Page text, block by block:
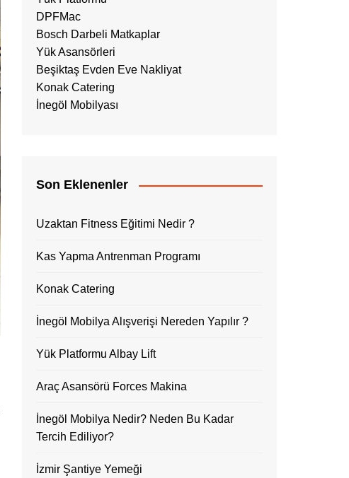
DPFMac
Bosch Darbeli Matkaplar
Yük Asansörleri
Beşiktaş Evden Eve Nakliyat
Konak Catering
İnegöl Mobilyası
Son Eklenenler
Uzaktan Fitness Eğitimi Nedir ?
Kas Yapma Antrenman Programı
Konak Catering
İnegöl Mobilya Alışverişi Nereden Yapılır ?
Yük Platformu Albay Lift
Araç Asansörü Forces Makina
İnegöl Mobilya Nedir? Neden Bu Kadar
Tercih Ediliyor?
İzmir Şantiye Yemeği